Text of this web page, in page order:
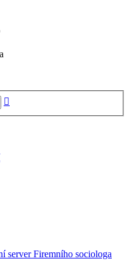
server Firemního sociologa